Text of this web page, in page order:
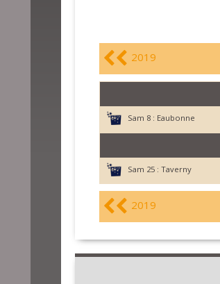
2019
Sam 8 : Eaubonne
Sam 25 : Taverny
2019